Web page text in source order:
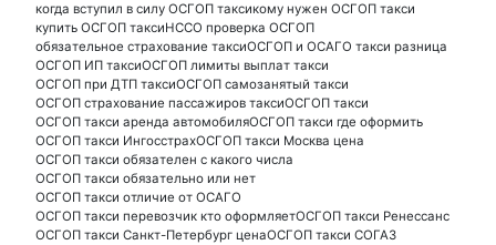
когда вступил в силу ОСГОП таксикому нужен ОСГОП такси
купить ОСГОП таксиНССО проверка ОСГОП
обязательное страхование таксиОСГОП и ОСАГО такси разница
ОСГОП ИП таксиОСГОП лимиты выплат такси
ОСГОП при ДТП таксиОСГОП самозанятый такси
ОСГОП страхование пассажиров таксиОСГОП такси
ОСГОП такси аренда автомобиляОСГОП такси где оформить
ОСГОП такси ИнгосстрахОСГОП такси Москва цена
ОСГОП такси обязателен с какого числа
ОСГОП такси обязательно или нет
ОСГОП такси отличие от ОСАГО
ОСГОП такси перевозчик кто оформляетОСГОП такси Ренессанс
ОСГОП такси Санкт-Петербург ценаОСГОП такси СОГАЗ